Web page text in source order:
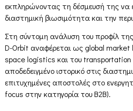
εκπληρώνοντας τη δέσμευσή της να
διαστημική βιωσιμότητα και την
Στη σύντομη ανάλυση του προφίλ
D-Orbit αναφέρεται ως global
space logistics και του
αποδεδειγμένο ιστορικό στις
επιτυχημένες αποστολές στο
focus στην κατηγορία του B2B).